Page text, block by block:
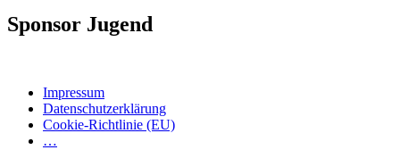
Sponsor Jugend
Impressum
Datenschutzerklärung
Cookie-Richtlinie (EU)
…